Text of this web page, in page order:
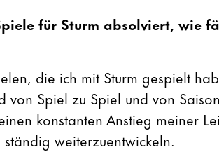
für Sturm absolviert, wie
die ich mit Sturm gespielt
von Spiel zu Spiel und von
konstanten Anstieg meiner
weiterzuentwickeln.